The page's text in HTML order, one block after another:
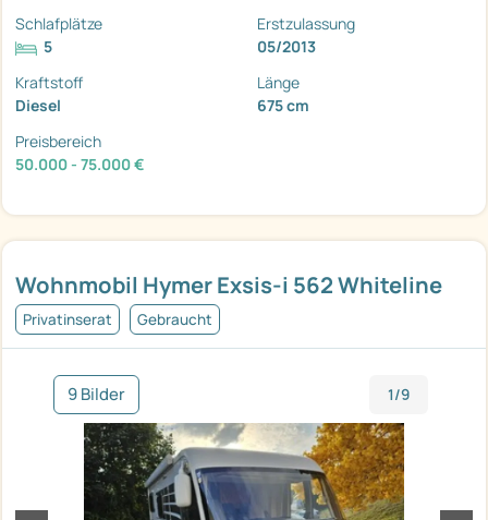
Wohnmobil Hymer Exsis-i 562 Whiteline
Privatinserat Gebraucht
9 Bilder 1/9
Schlafplätze
5
Erstzulassung
05/2013
Kraftstoff
Diesel
Länge
675 cm
Preisbereich
50.000 - 75.000 €